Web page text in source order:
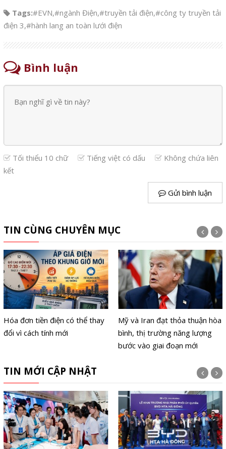
Tags:#EVN,#ngành Điện,#truyền tải điện,#công ty truyền tải
điện 3,#hành lang an toàn lưới điện
Bình luận
Tối thiểu 10 chữ Tiếng việt có dấu
Không chứa liên
kết
Gửi bình luận
TIN CÙNG CHUYÊN MỤC
Hóa đơn tiền điện có thể thay
đổi vì cách tính mới
Mỹ và Iran đạt thỏa thuận hòa
bình, thị trường năng lượng
bước vào giai đoạn mới
TIN MỚI CẬP NHẬT